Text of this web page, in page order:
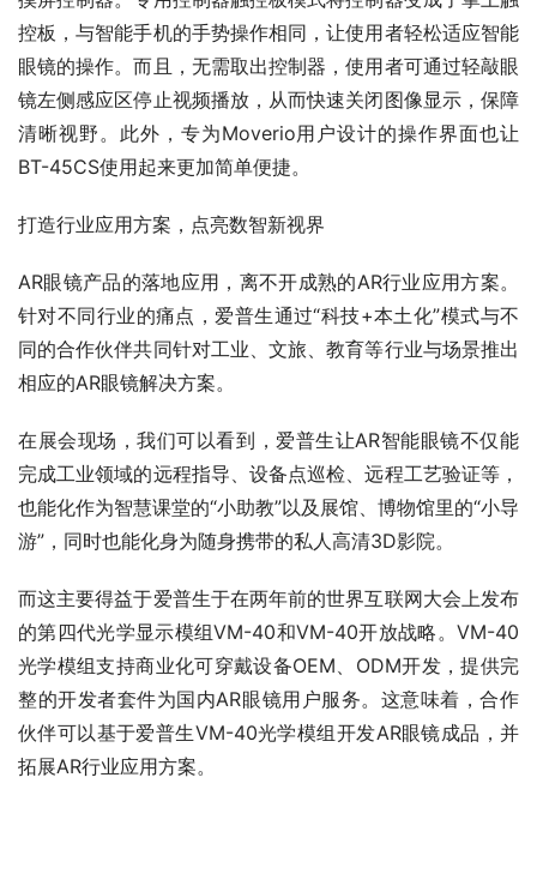
控板，与智能手机的手势操作相同，让使用者轻松适应智能
眼镜的操作。而且，无需取出控制器，使用者可通过轻敲眼
镜左侧感应区停止视频播放，从而快速关闭图像显示，保障
清晰视野。此外，专为Moverio用户设计的操作界面也让
BT-45CS使用起来更加简单便捷。
打造行业应用方案，点亮数智新视界
AR眼镜产品的落地应用，离不开成熟的AR行业应用方案。
针对不同行业的痛点，爱普生通过“科技+本土化”模式与不
同的合作伙伴共同针对工业、文旅、教育等行业与场景推出
相应的AR眼镜解决方案。
在展会现场，我们可以看到，爱普生让AR智能眼镜不仅能
完成工业领域的远程指导、设备点巡检、远程工艺验证等，
也能化作为智慧课堂的“小助教”以及展馆、博物馆里的“小导
游”，同时也能化身为随身携带的私人高清3D影院。
而这主要得益于爱普生于在两年前的世界互联网大会上发布
的第四代光学显示模组VM-40和VM-40开放战略。VM-40
光学模组支持商业化可穿戴设备OEM、ODM开发，提供完
整的开发者套件为国内AR眼镜用户服务。这意味着，合作
伙伴可以基于爱普生VM-40光学模组开发AR眼镜成品，并
拓展AR行业应用方案。